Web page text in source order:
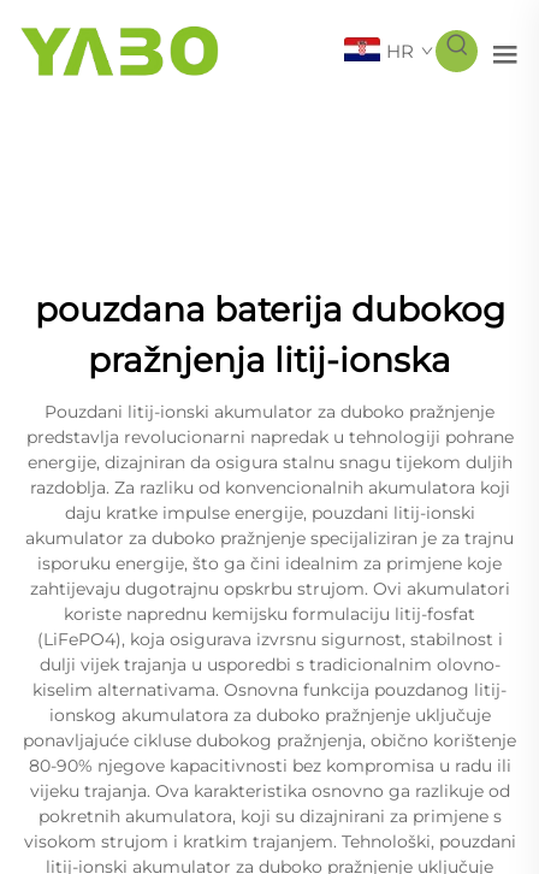
HR
pouzdana baterija dubokog
pražnjenja litij-ionska
Pouzdani litij-ionski akumulator za duboko pražnjenje
predstavlja revolucionarni napredak u tehnologiji pohrane
energije, dizajniran da osigura stalnu snagu tijekom duljih
razdoblja. Za razliku od konvencionalnih akumulatora koji
daju kratke impulse energije, pouzdani litij-ionski
akumulator za duboko pražnjenje specijaliziran je za trajnu
isporuku energije, što ga čini idealnim za primjene koje
zahtijevaju dugotrajnu opskrbu strujom. Ovi akumulatori
koriste naprednu kemijsku formulaciju litij-fosfat
(LiFePO4), koja osigurava izvrsnu sigurnost, stabilnost i
dulji vijek trajanja u usporedbi s tradicionalnim olovno-
kiselim alternativama. Osnovna funkcija pouzdanog litij-
ionskog akumulatora za duboko pražnjenje uključuje
ponavljajuće cikluse dubokog pražnjenja, obično korištenje
80-90% njegove kapacitivnosti bez kompromisa u radu ili
vijeku trajanja. Ova karakteristika osnovno ga razlikuje od
pokretnih akumulatora, koji su dizajnirani za primjene s
visokom strujom i kratkim trajanjem. Tehnološki, pouzdani
litij-ionski akumulator za duboko pražnjenje uključuje